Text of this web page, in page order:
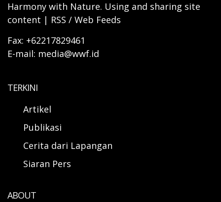
Harmony with Nature. Using and sharing site
content | RSS / Web Feeds
Fax: +62217829461
E-mail: media@wwf.id
TERKINI
Artikel
Publikasi
Cerita dari Lapangan
Siaran Pers
ABOUT